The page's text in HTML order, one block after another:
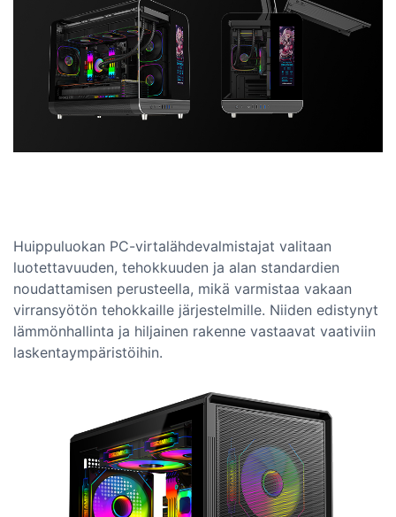
Huippuluokan PC-virtalähdevalmistajat valitaan
luotettavuuden, tehokkuuden ja alan standardien
noudattamisen perusteella, mikä varmistaa vakaan
virransyötön tehokkaille järjestelmille. Niiden edistynyt
lämmönhallinta ja hiljainen rakenne vastaavat vaativiin
laskentaympäristöihin.